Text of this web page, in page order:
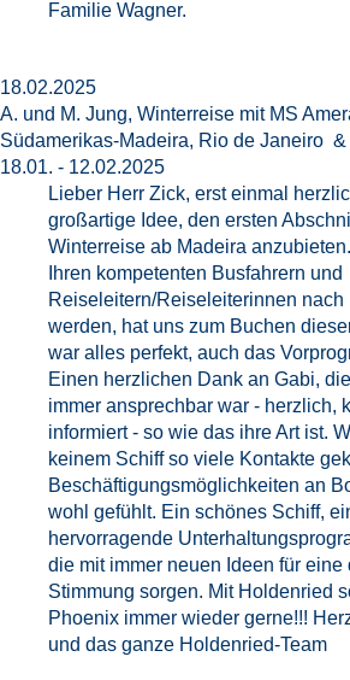
Familie Wagner.
18.02.2025
A. und M. Jung, Winterreise mit MS
Südamerikas-Madeira, Rio de Janeiro
18.01. - 12.02.2025
Lieber Herr Zick, erst einmal
großartige Idee, den ersten
Winterreise ab Madeira
Ihren kompetenten Busfahrern und
Reiseleitern/Reiseleiterinnen nach
werden, hat uns zum Buchen
war alles perfekt, auch das
Einen herzlichen Dank an Gabi,
immer ansprechbar war - herzlich,
informiert - so wie das ihre Art ist.
keinem Schiff so viele Kontakte
Beschäftigungsmöglichkeiten an
wohl gefühlt. Ein schönes Schiff,
hervorragende
die mit immer neuen Ideen für
Stimmung sorgen. Mit Holdenried
Phoenix immer wieder gerne!!!
und das ganze Holdenried-Team